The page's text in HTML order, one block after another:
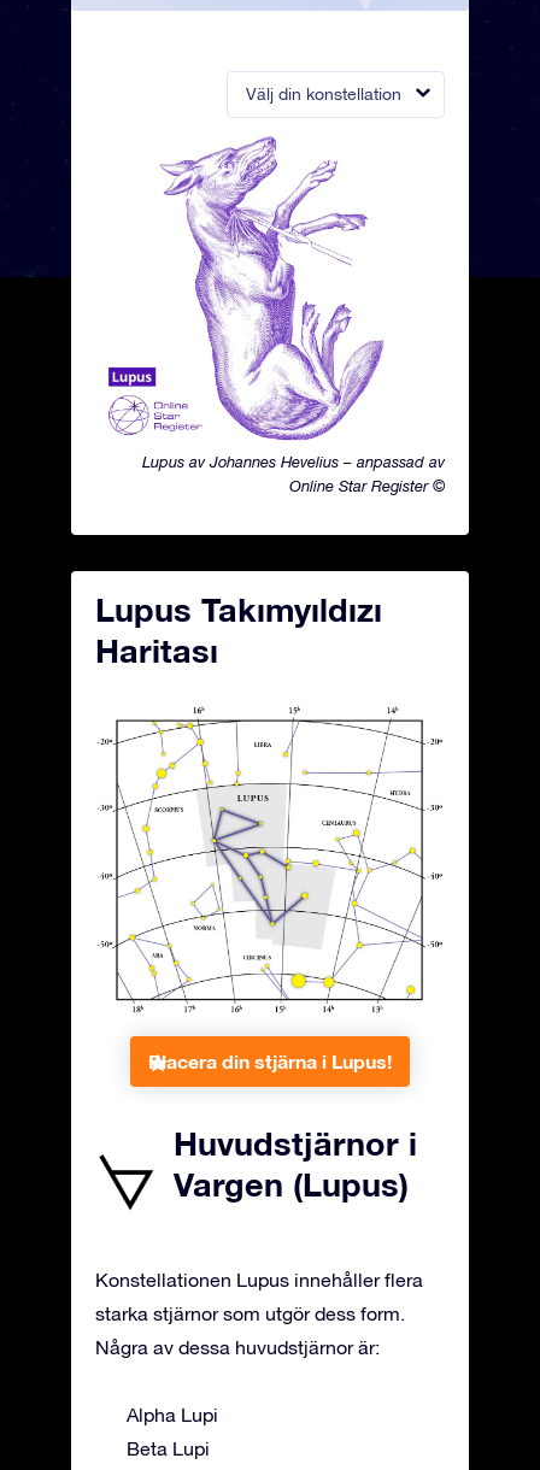
Välj din konstellation
Lupus av Johannes Hevelius – anpassad av
Online Star Register ©
Lupus Takımyıldızı
Haritası
Placera din stjärna i Lupus!
Huvudstjärnor i
Vargen (Lupus)
Konstellationen Lupus innehåller flera
starka stjärnor som utgör dess form.
Några av dessa huvudstjärnor är:
Alpha Lupi
Beta Lupi